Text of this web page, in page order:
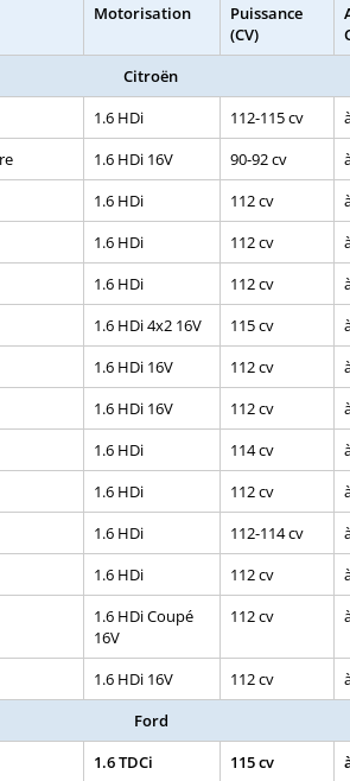
Motorisation
Puissance
(CV)
Citroën
1.6 HDi 112-115 cv
1.6 HDi 16V 90-92 cv
1.6 HDi 112 cv
1.6 HDi 112 cv
1.6 HDi 112 cv
1.6 HDi 4x2 16V 115 cv
1.6 HDi 16V 112 cv
1.6 HDi 16V 112 cv
1.6 HDi 114 cv
1.6 HDi 112 cv
1.6 HDi 112-114 cv
1.6 HDi 112 cv
1.6 HDi Coupé
16V
112 cv
1.6 HDi 16V 112 cv
Ford
1.6 TDCi 115 cv